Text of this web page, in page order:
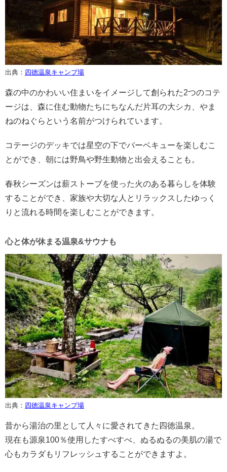
出典： 四徳温泉キャンプ場
森の中のかわいい住まいをイメージして創られた2つのコテ
ージは、森に住む動物たちにちなんだ片耳の大シカ、やま
ねのねぐらという名前がつけられています。
コテージのデッキでは星空の下でバーベキューを楽しむこ
とができ、朝には野鳥や野生動物と出会えることも。
春秋シーズンは薪ストーブを使った火のある暮らしを体験
することができ、家族や大切な人とリラックスしたゆっく
りと流れる時間を楽しむことができます。
心と体が休まる温泉&サウナも
出典： 四徳温泉キャンプ場
昔から湯治の里として人々に愛されてきた四徳温泉。
現在も源泉100％使用したすべすべ、ぬるぬるの美肌の湯で
心もカラダもリフレッシュすることができますよ。